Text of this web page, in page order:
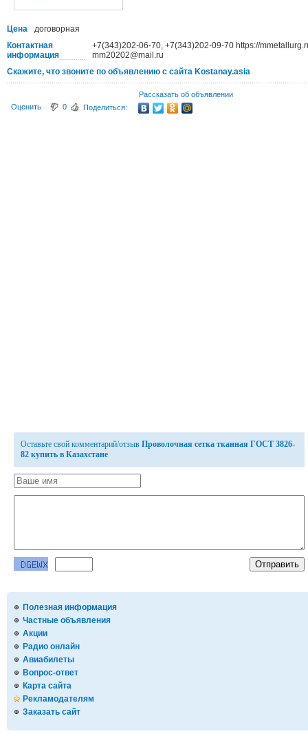
Полезная информация
Частные объявления
Акции
Радио онлайн
Авиабилеты
Вопрос-ответ
Карта сайта
Рекламодателям
Заказать сайт
Цена
договорная
Контактная
информация
+7(343)202-06-70, +7(343)202-09-70 https://
mm20202@mail.ru
Скажите, что звоните по объявлению с сайта Kostanay.asia
Рассказать об объявлении
Оценить
0 Поделиться:
Оставьте свой комментарий/отзыв Проволочная сетка тканная ГОСТ 3826-
82 купить в Казахстане